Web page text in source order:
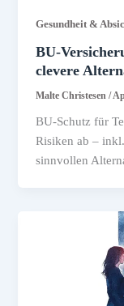
Gesundheit &
BU-
clevere
Malte Christesen/
BU-Schutz für
Risiken ab –
sinnvollen